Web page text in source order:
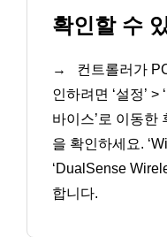
확인할 수
→
컨트롤러가
인하려면 ‘설정’ >
바이스’로 이동한
을 확인하세요.
‘DualSense
합니다.